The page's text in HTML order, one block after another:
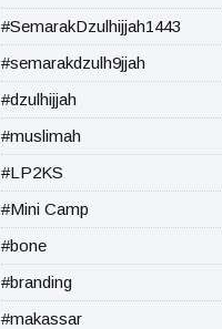
#SemarakDzulhijjah1443
#semarakdzulh9jjah
#dzulhijjah
#muslimah
#LP2KS
#Mini Camp
#bone
#branding
#makassar